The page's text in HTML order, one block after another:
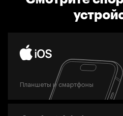
Планшеты и смартфоны